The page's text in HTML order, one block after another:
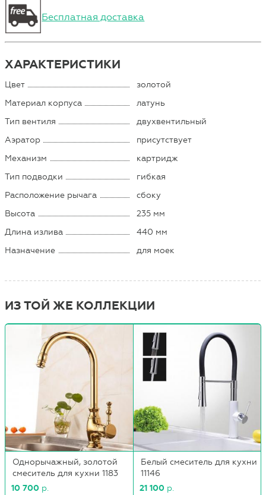
Бесплатная доставка
ХАРАКТЕРИСТИКИ
Цвет
золотой
Материал корпуса
латунь
Тип вентиля
двухвентильный
Аэратор
присутствует
Механизм
картридж
Тип подводки
гибкая
Расположение рычага
сбоку
Высота
235 мм
Длина излива
440 мм
Назначение
для моек
ИЗ ТОЙ ЖЕ КОЛЛЕКЦИИ
Однорычажный, золотой
смеситель для кухни 1183
10 700 р.
Белый смеситель для кухни
11146
21 100 р.